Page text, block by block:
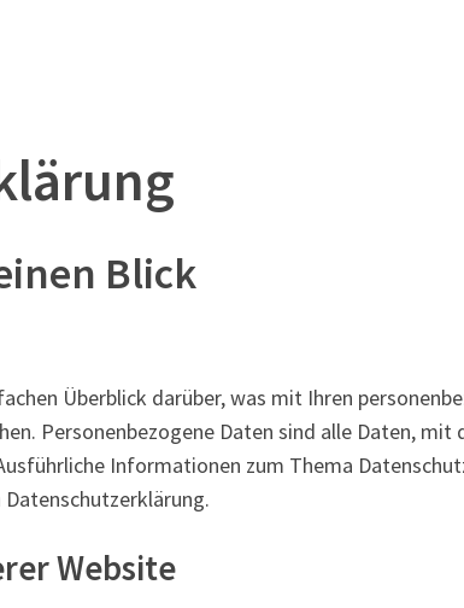
Blick
Überblick darüber, was mit Ihren
Personenbezogene Daten sind alle Daten, mit
Informationen zum Thema
Website